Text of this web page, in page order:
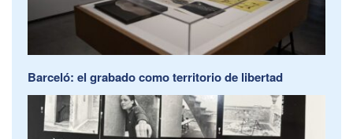
Barceló: el grabado como territorio de libertad